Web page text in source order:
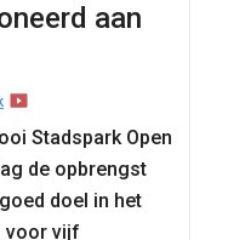
aan
Stadspark Open
de opbrengst
doel in het
voor vijf